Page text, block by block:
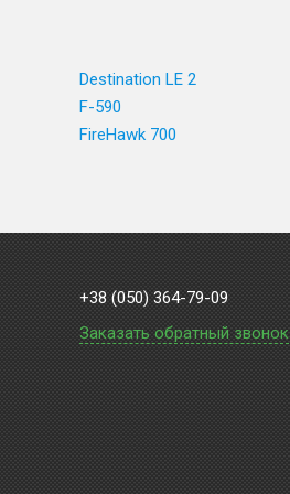
Destination LE 2
F-590
FireHawk 700
+38 (050) 364-79-09
Заказать обратный звонок